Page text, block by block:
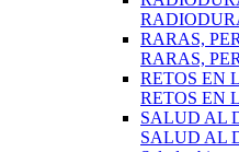
RARAS,
RARAS,
RETOS EN
RETOS EN
SALUD AL
SALUD AL